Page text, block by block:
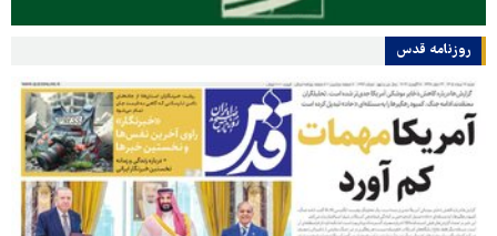
روزنامه قدس